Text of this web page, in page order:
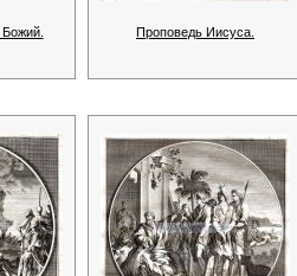
Проповедь Иисуса.